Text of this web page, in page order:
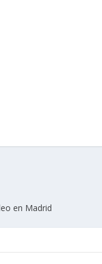
en Madrid